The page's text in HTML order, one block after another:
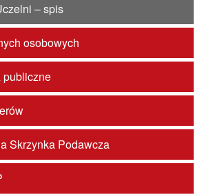
– spis
osobowych
Skrzynka Podawcza